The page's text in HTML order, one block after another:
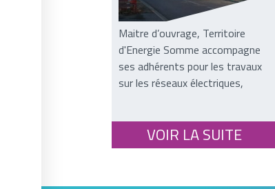
Maitre d’ouvrage, Territoire
d'Energie Somme accompagne
ses adhérents pour les travaux
sur les réseaux électriques,
VOIR LA SUITE